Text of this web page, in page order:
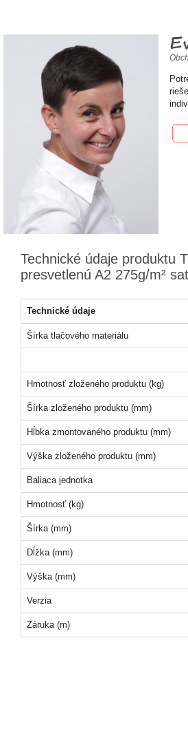
Technické údaje produktu
presvetlenú A2 275g/m²
Technické údaje
Šírka tlačového materiálu
Hmotnosť zloženého produktu (kg)
Šírka zloženého produktu (mm)
Hĺbka zmontovaného produktu (mm)
Výška zloženého produktu (mm)
Baliaca jednotka
Hmotnosť (kg)
Šírka (mm)
Dĺžka (mm)
Výška (mm)
Verzia
Záruka (m)